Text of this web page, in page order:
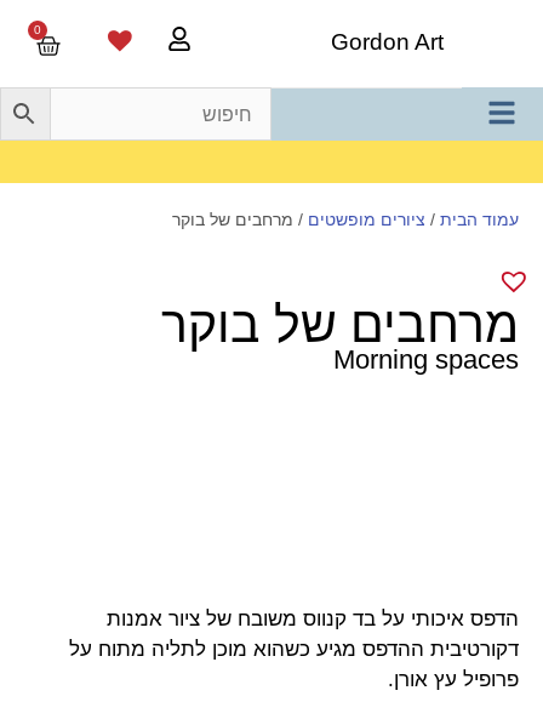
Gordon Art
0
עמוד הבית / ציורים מופשטים / מרחבים של בוקר
מרחבים של בוקר
Morning spaces
הדפס איכותי על בד קנווס משובח של ציור אמנות
דקורטיבית ההדפס מגיע כשהוא מוכן לתליה מתוח על
פרופיל עץ אורן.